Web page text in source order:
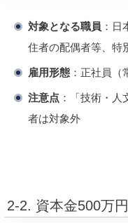
対象となる職員 ：
住者の配偶者等、特
雇用形態 ：正社員（
注意点 ：「技術・
者は対象外
2-2. 資本金500万